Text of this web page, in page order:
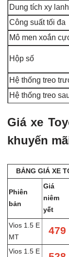
Dung tích xy
Công suất tối đa
Mô men xoắn
Hộp số
Hệ thống treo
Hệ thống treo
Giá xe
khuyến
BẢNG GIÁ XE
Phiên
bản
Giá
niêm
yết
Vios 1.5 E
MT
479
Vios 1.5 E